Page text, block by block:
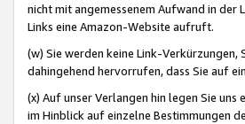
nicht mit angemessenem Aufwand in der
Links eine Amazon-Website aufruft.
(w) Sie werden keine Link-
dahingehend hervorrufen, dass Sie auf
(x) Auf unser Verlangen hin legen Sie
im Hinblick auf einzelne Bestimmungen